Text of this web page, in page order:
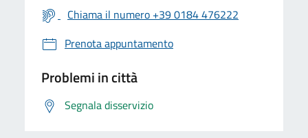
Chiama il numero +39 0184 476222
Prenota appuntamento
Problemi in città
Segnala disservizio